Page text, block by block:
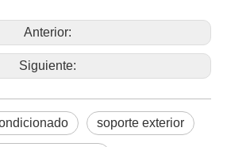
Anterior:
Siguiente:
soporte exterior